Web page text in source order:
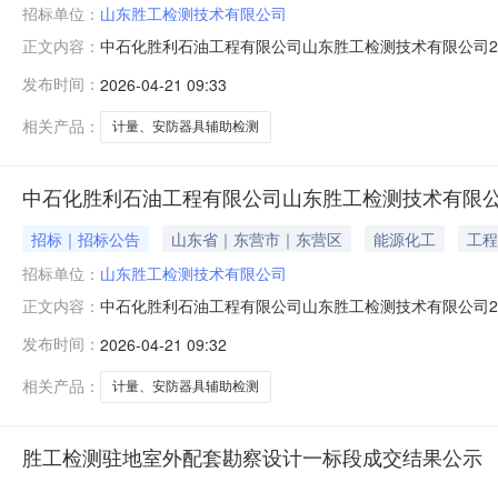
招标单位： 山东胜工检测技术有限公司
正文内容： 中石化胜利石油工程有限公司山东胜工检测技术有限公
（https://sinoesp.com.cn:7781/cms/index.htm），使用
工区计量、安防器具辅助检
发布时间： 2026-04-21 09:33
相关产品：
计量、安防器具辅助检测
中石化胜利石油工程有限公司山东胜工检测技术有
招标｜招标公告 山东省｜东营市｜东营区 能源化工
工程
招标单位： 山东胜工检测技术有限公司
正文内容： 中石化胜利石油工程有限公司山东胜工检测技术有限公
（https://sinoesp.com.cn:7781/cms/index.htm），使用
工区计量、安防器具辅助检
发布时间： 2026-04-21 09:32
相关产品：
计量、安防器具辅助检测
胜工检测驻地室外配套勘察设计一标段成交结果公示